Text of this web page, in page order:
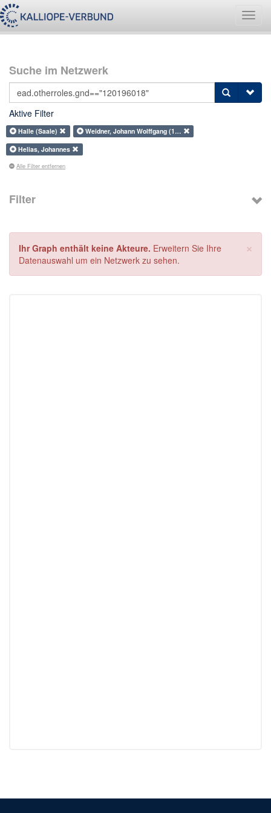
Suche im Netzwerk
Aktive Filter
Halle (Saale)
Weidner, Johann Wolffgang (1…
Helias, Johannes
Alle Filter entfernen
Filter
×
Ihr Graph enthält keine Akteure. Erweitern Sie Ihre
Datenauswahl um ein Netzwerk zu sehen.